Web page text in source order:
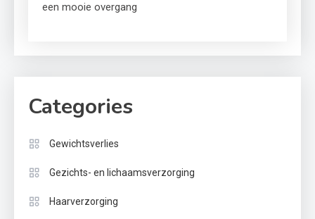
een mooie overgang
Categories
Gewichtsverlies
Gezichts- en lichaamsverzorging
Haarverzorging